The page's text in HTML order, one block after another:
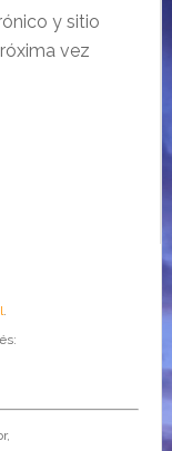
y sitio
vez
.